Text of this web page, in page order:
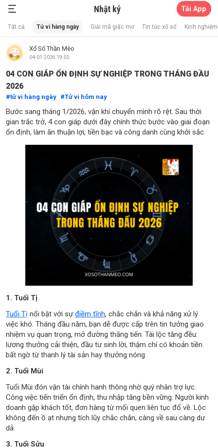
Nhật ký Tải App
Tất cả Tử vi hàng ngày Giải mã giấc mơ Tin tức xổ số Kinh
Xổ Số Thần Mèo
04-01-2026 19:55
04 CON GIÁP ỔN ĐỊNH SỰ NGHIỆP TRONG THÁNG ĐẦU
2026
tử vi hàng ngày Tử vi hôm nay
Bước sang tháng 1/2026, vận khí chuyển mình rõ rệt. Sau thời
gian trắc trở, 4 con giáp dưới đây chính thức bước vào giai đoạn
ổn định, làm ăn thuận lợi, tiền bạc và công danh cùng khởi sắc.
1. Tuổi Tị
Tuổi Tị nổi bật với sựđiềm tĩnh, chắc chắn và khả năng xử lý
việc khó. Tháng đầu năm, bạn dễ được cấp trên tin tưởng giao
nhiệm vụ quan trọng, mở đường thăng tiến. Tài lộc tăng đều:
lương thưởng cải thiện, đầu tư sinh lời, thậm chí có khoản tiền
bất ngờ từ thanh lý tài sản hay thưởng nóng.
2. Tuổi Mùi
Tuổi Mùi đón vận tài chính hanh thông nhờ quý nhân trợ lực.
Công việc tiến triển ổn định, thu nhập tăng bền vững. Người kinh
doanh gặp khách tốt, đơn hàng từ mối quen liên tục đổ về. Lộc
không đến ồ ạt nhưng tích lũy chắc chắn, càng về sau càng dư
dả.
3. Tuổi Sửu